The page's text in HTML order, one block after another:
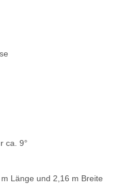
ca. 9°
Länge und 2,16 m Breite